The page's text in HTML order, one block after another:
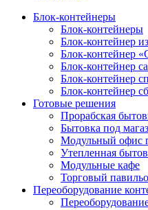
Блок-контейнеры
Блок-контейнеры
Блок-контейнер
Блок-контейнер
Блок-контейнер
Блок-контейнер
Блок-контейнер
Готовые решения
Прорабская
Бытовка под
Модульный офис
Утепленная
Модульные кафе
Торговый
Переоборудование